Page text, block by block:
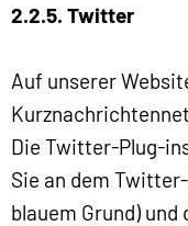
2.2.5. Twitter
Auf unserer
Die Twitter-Plug-
Sie an dem
blauem Grund) und